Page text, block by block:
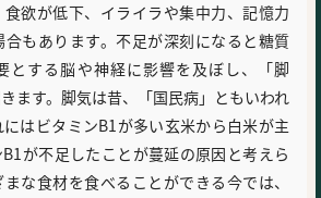
食欲が低下、イライラや集中力、記憶力
もあります。不足が深刻になると糖質
とする脳や神経に影響を及ぼし、「脚
ます。脚気は昔、「国民病」ともいわれ
はビタミンB1が多い玄米から白米が主
が不足したことが蔓延の原因と考えら
な食材を食べることができる今では、